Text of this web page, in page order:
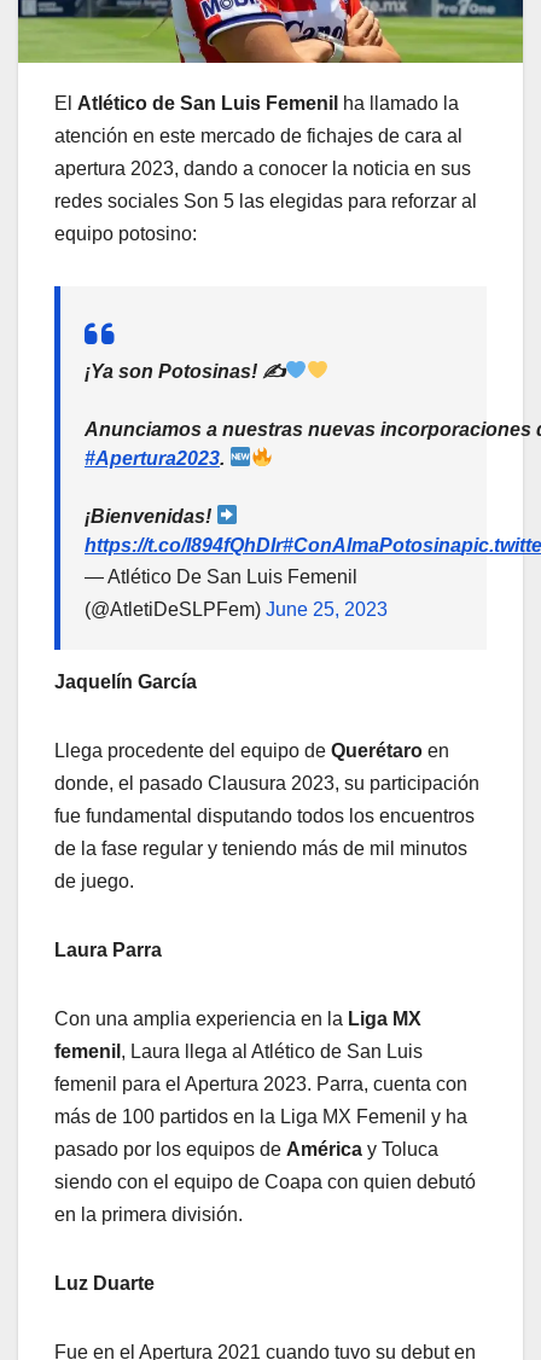
El Atlético de San Luis Femenil ha llamado la
atención en este mercado de fichajes de cara al
apertura 2023, dando a conocer la noticia en sus
redes sociales Son 5 las elegidas para reforzar al
equipo potosino:
¡Ya son Potosinas! ✍
Anunciamos a nuestras nuevas incorporaciones
#Apertura2023.
¡Bienvenidas!
https://t.co/I894fQhDIr#ConAlmaPotosina
— Atlético De San Luis Femenil
(@AtletiDeSLPFem) June 25, 2023
Jaquelín García
Llega procedente del equipo de Querétaro en
donde, el pasado Clausura 2023, su participación
fue fundamental disputando todos los encuentros
de la fase regular y teniendo más de mil minutos
de juego.
Laura Parra
Con una amplia experiencia en la Liga MX
femenil , Laura llega al Atlético de San Luis
femenil para el Apertura 2023. Parra, cuenta con
más de 100 partidos en la Liga MX Femenil y ha
pasado por los equipos de América y Toluca
siendo con el equipo de Coapa con quien debutó
en la primera división.
Luz Duarte
Fue en el Apertura 2021 cuando tuvo su debut en